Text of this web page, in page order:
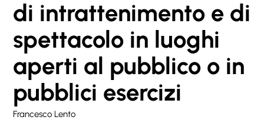
di intrattenimento e di
spettacolo in luoghi
aperti al pubblico o in
pubblici esercizi
Francesco Lento